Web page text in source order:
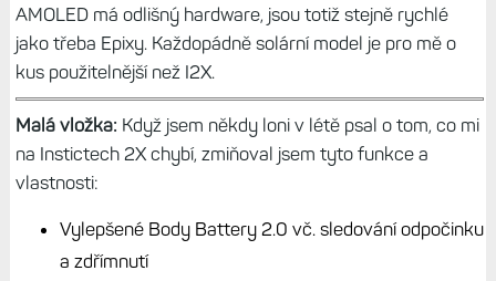
AMOLED má odlišný hardware, jsou totiž stejně rychlé
jako třeba Epixy. Každopádně solární model je pro mě o
kus použitelnější než I2X.
Malá vložka: Když jsem někdy loni v létě psal o tom, co mi
na Instictech 2X chybí, zmiňoval jsem tyto funkce a
vlastnosti:
Vylepšené Body Battery 2.0 vč. sledování odpočinku
a zdřímnutí